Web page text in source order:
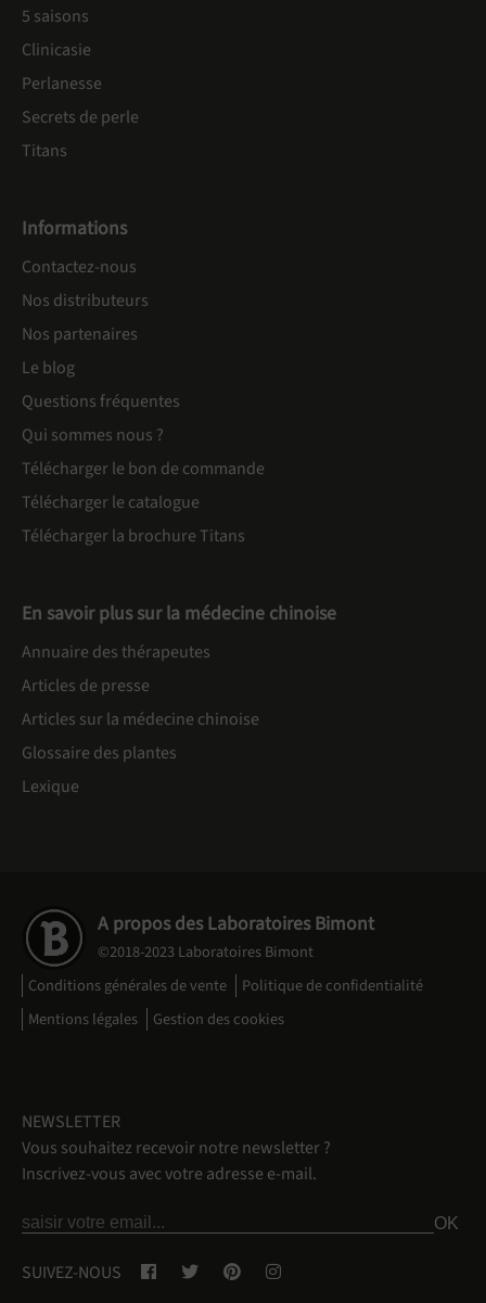
5 saisons
Clinicasie
Perlanesse
Secrets de perle
Titans
Informations
Contactez-nous
Nos distributeurs
Nos partenaires
Le blog
Questions fréquentes
Qui sommes nous ?
Télécharger le bon de commande
Télécharger le catalogue
Télécharger la brochure Titans
En savoir plus sur la médecine chinoise
Annuaire des thérapeutes
Articles de presse
Articles sur la médecine chinoise
Glossaire des plantes
Lexique
A propos des Laboratoires Bimont
©2018-2023 Laboratoires Bimont
Conditions générales de vente
Politique de confidentialité
Mentions légales
Gestion des cookies
NEWSLETTER
Vous souhaitez recevoir notre newsletter ?
Inscrivez-vous avec votre adresse e-mail.
SUIVEZ-NOUS